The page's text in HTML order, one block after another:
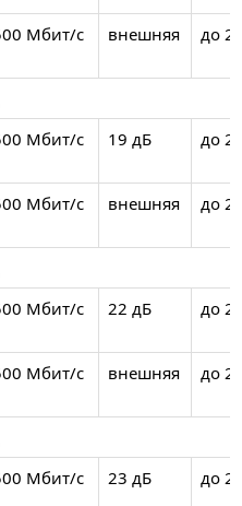
Мбит/с внешняя до
Мбит/с 19 дБ до
Мбит/с внешняя до
Мбит/с 22 дБ до
Мбит/с внешняя до
Мбит/с 23 дБ до